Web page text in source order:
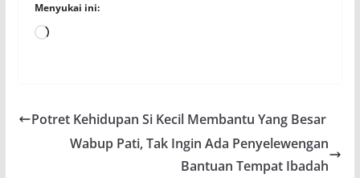
Menyukai ini:
Memuat...
Potret Kehidupan Si Kecil Membantu Yang Besar
Wabup Pati, Tak Ingin Ada Penyelewengan
Bantuan Tempat Ibadah